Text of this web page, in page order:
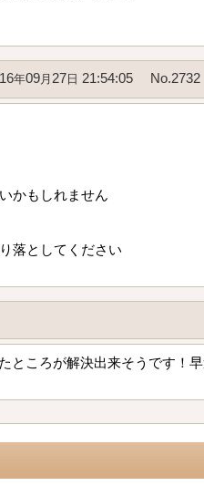
年09月 27 日 21:54:05 No.2732
かもしれません
落としてください
ところが解決出来そうです！